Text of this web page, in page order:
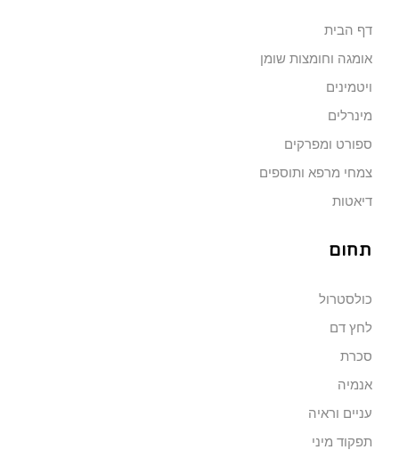
דף הבית
אומגה וחומצות שומן
ויטמינים
מינרלים
ספורט ומפרקים
צמחי מרפא ותוספים
דיאטות
תחום
כולסטרול
לחץ דם
סכרת
אנמיה
עניים וראיה
תפקוד מיני